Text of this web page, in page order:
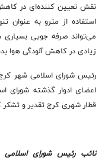
نقش تعیین کننده‌ای در
استفاده از مترو به
می‌تواند صرفه جویی
زیادی در کاهش آلودگی هوا
رئیس شورای اسلامی شهر
اعضای ادوار گذشته شورای
قطار شهری کرج تقدیر و تشکر
نائب رئیس شورای